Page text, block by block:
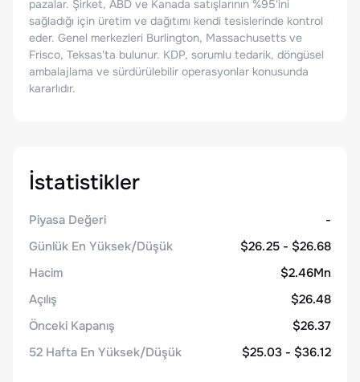
pazalar. Şirket, ABD ve Kanada satışlarının %95'ini
sağladığı için üretim ve dağıtımı kendi tesislerinde kontrol
eder. Genel merkezleri Burlington, Massachusetts ve
Frisco, Teksas'ta bulunur. KDP, sorumlu tedarik, döngüsel
ambalajlama ve sürdürülebilir operasyonlar konusunda
kararlıdır.
İstatistikler
Piyasa Değeri
-
Günlük En Yüksek/Düşük
$26.25 - $26.68
Hacim
$2.46Mn
Açılış
$26.48
Önceki Kapanış
$26.37
52 Hafta En Yüksek/Düşük
$25.03 - $36.12